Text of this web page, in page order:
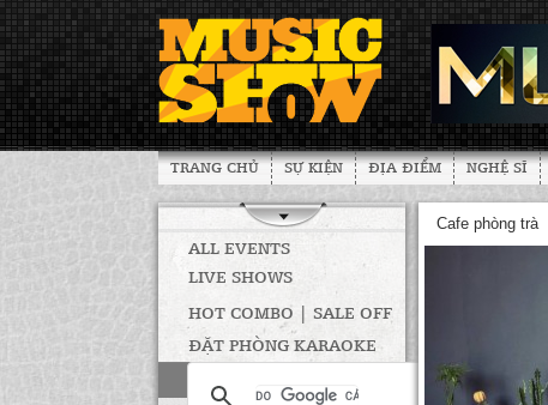
TRANG CHỦ SỰ KIỆN ĐỊA ĐIỂM NGHỆ SĨ
ALL EVENTS
LIVE SHOWS
HOT COMBO | SALE OFF
ĐẶT PHÒNG KARAOKE
Cafe phòng trà